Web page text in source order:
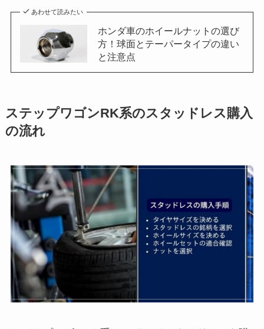
あわせて読みたい
ホンダ車のホイールナットの選び
方！球面とテーパータイプの違い
と注意点
ステップワゴンRK系のスタッドレス購入
の流れ